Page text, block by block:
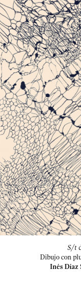
S/t
Dibujo con
Inés Díaz